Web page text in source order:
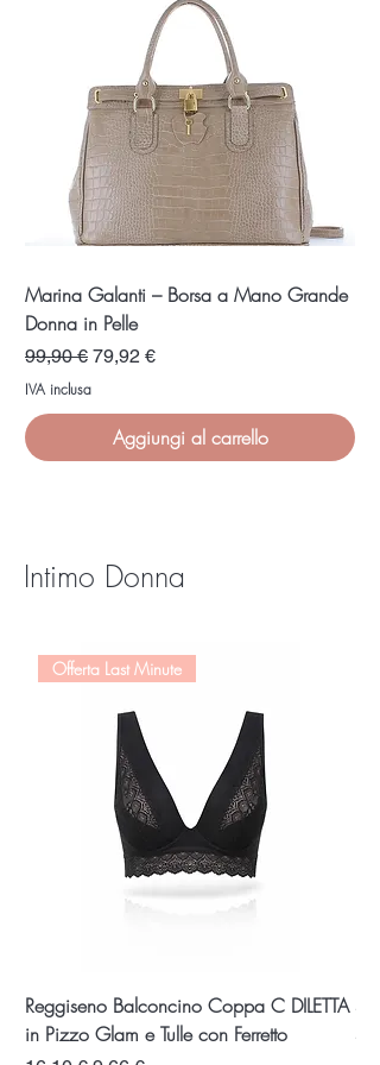
Marina Galanti – Borsa a Mano Grande
Donna in Pelle
Prezzo regolare
99,90 € Prezzo scontato
79,92 €
IVA inclusa
Aggiungi al carrello
Intimo Donna
Offerta Last Minute
Reggiseno Balconcino Coppa C DILETTA
in Pizzo Glam e Tulle con Ferretto